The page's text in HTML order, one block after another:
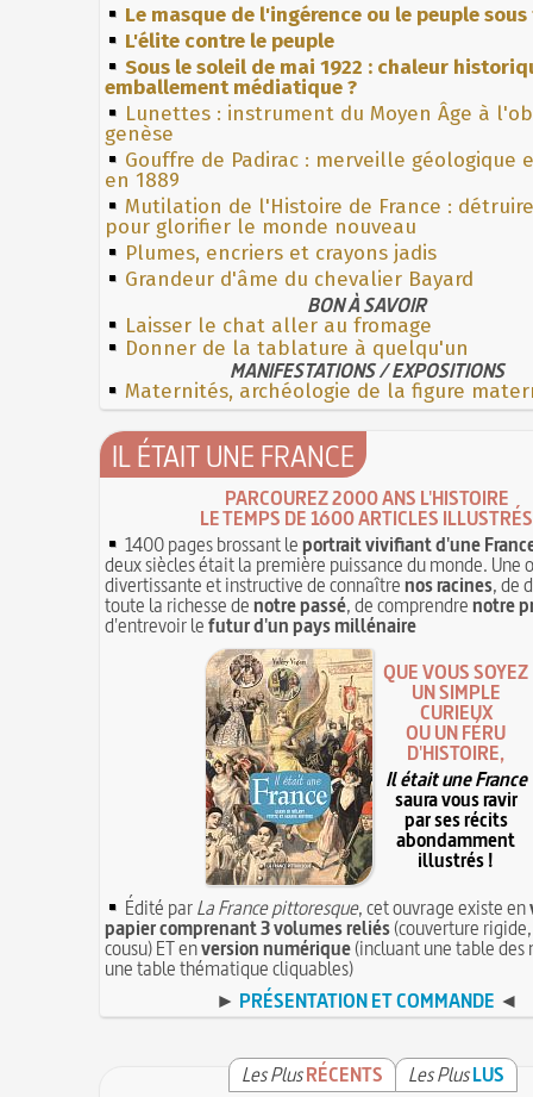
Le masque de l'ingérence ou le peuple
L'élite contre le peuple
Sous le soleil de mai 1922 : chaleur
emballement médiatique ?
Lunettes : instrument du Moyen Âge à
genèse
Gouffre de Padirac : merveille géologique
en 1889
Mutilation de l'Histoire de France :
pour glorifier le monde nouveau
Plumes, encriers et crayons jadis
Grandeur d'âme du chevalier Bayard
BON À SAVOIR
Laisser le chat aller au fromage
Donner de la tablature à quelqu'un
MANIFESTATIONS / EXPOSITIONS
Maternités, archéologie de la figure
IL ÉTAIT UNE FRANCE
PARCOUREZ 2000 ANS L'HISTOIRE
LE TEMPS DE 1600 ARTICLES ILLUSTRÉS
1400 pages brossant leportrait vivifiant d'une
deux siècles était la première puissance du monde. Une
divertissante et instructive de connaîtrenos racines, de
toute la richesse denotre passé, de comprendrenotre
d'entrevoir lefutur d'un pays millénaire
QUE VOUS SOYEZ
UN SIMPLE
CURIEUX
OU UN FÉRU
D'HISTOIRE,
Il était une France
saura vous ravir
par ses récits
abondamment
illustrés !
Édité parLa France pittoresque, cet ouvrage existe en
papier comprenant 3 volumes reliés(couverture
cousu) ET enversion numérique(incluant une table des
une table thématique cliquables)
► PRÉSENTATION ET COMMANDE ◄
Les PlusRÉCENTS Les PlusLUS